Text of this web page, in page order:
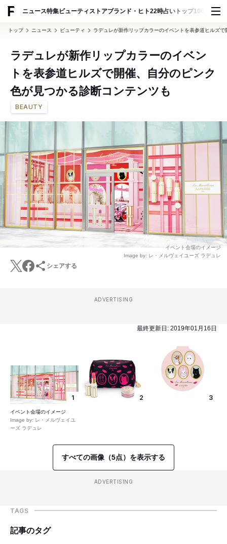
ニュース特集ビューティ ストアブランド・ヒト22時占い トップ100 スナッ
トップ ニュース ビューティ ラデュレが新作リップカラーのイベントを表参道ヒルズ
ラデュレが新作リップカラーのイベン
トを表参道ヒルズで開催、自分のピンク
色が見つかる診断コンテンツも
BEAUTY
イベント会場のイメージ
Image by: レ・メルヴェイユーズ ラデュレ
シェアする
ADVERTISING
最終更新日: 2019年01月16日
1
イベント会場のイメージ
Image by: レ・メルヴェイユ
ーズ ラデュレ
2 3
すべての画像（5点）を表示する
ADVERTISING
TAGS
記事のタグ